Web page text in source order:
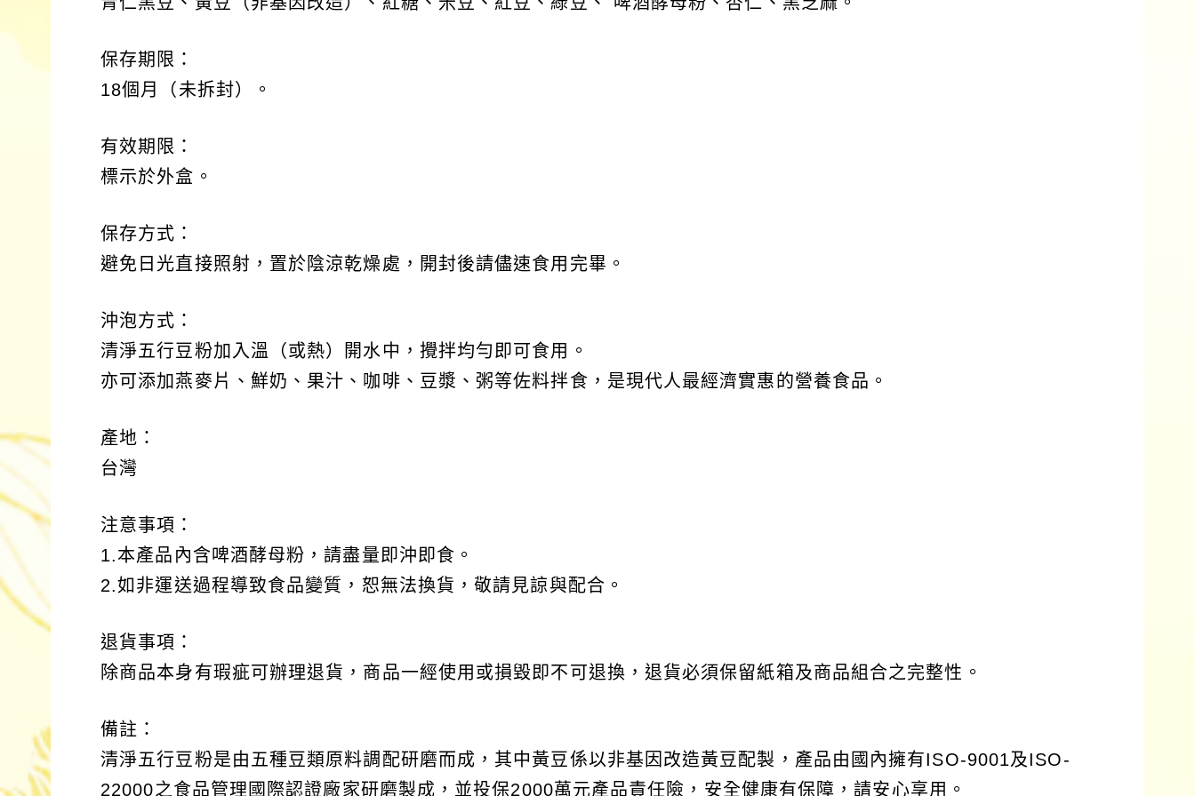
保存期限：
18個月（未拆封）。
有效期限：
標示於外盒。
保存方式：
避免日光直接照射，置於陰涼乾燥處，開封後請儘速食用完畢。
沖泡方式：
清淨五行豆粉加入溫（或熱）開水中，攪拌均勻即可食用。
亦可添加燕麥片、鮮奶、果汁、咖啡、豆漿、粥等佐料拌食，是現代人最經濟實惠的營養食品。
產地：
台灣
注意事項：
1.本產品內含啤酒酵母粉，請盡量即沖即食。
2.如非運送過程導致食品變質，恕無法換貨，敬請見諒與配合。
退貨事項：
除商品本身有瑕疵可辦理退貨，商品一經使用或損毀即不可退換，退貨必須保留紙箱及商品組合之完整性。
備註：
清淨五行豆粉是由五種豆類原料調配研磨而成，其中黃豆係以非基因改造黃豆配製，產品由國內擁有ISO-9001及ISO-
22000之食品管理國際認證廠家研磨製成，並投保2000萬元產品責任險，安全健康有保障，請安心享用。